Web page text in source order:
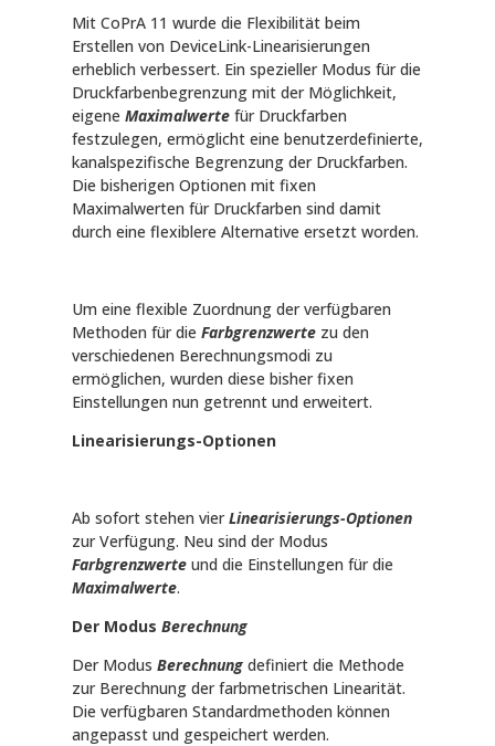
Mit CoPrA 11 wurde die Flexibilität beim
Erstellen von DeviceLink-Linearisierungen
erheblich verbessert. Ein spezieller Modus für die
Druckfarbenbegrenzung mit der Möglichkeit,
eigene Maximalwertefür Druckfarben
festzulegen, ermöglicht eine benutzerdefinierte,
kanalspezifische Begrenzung der Druckfarben.
Die bisherigen Optionen mit fixen
Maximalwerten für Druckfarben sind damit
durch eine flexiblere Alternative ersetzt worden.
Um eine flexible Zuordnung der verfügbaren
Methoden für die Farbgrenzwertezu den
verschiedenen Berechnungsmodi zu
ermöglichen, wurden diese bisher fixen
Einstellungen nun getrennt und erweitert.
Linearisierungs-Optionen
Ab sofort stehen vierLinearisierungs-Optionen
zur Verfügung. Neu sind der Modus
Farbgrenzwerteund die Einstellungen für die
Maximalwerte.
Der Modus Berechnung
Der Modus Berechnungdefiniert die Methode
zur Berechnung der farbmetrischen Linearität.
Die verfügbaren Standardmethoden können
angepasst und gespeichert werden.